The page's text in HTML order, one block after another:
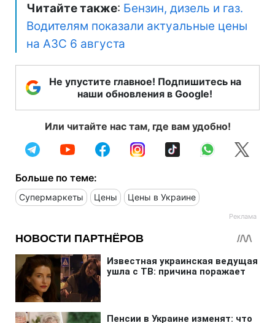
Читайте также: Бензин, дизель и газ.
Водителям показали актуальные цены
на АЗС 6 августа
Не упустите главное! Подпишитесь на
наши обновления в Google!
Или читайте нас там, где вам удобно!
Больше по теме:
Супермаркеты Цены Цены в Украине